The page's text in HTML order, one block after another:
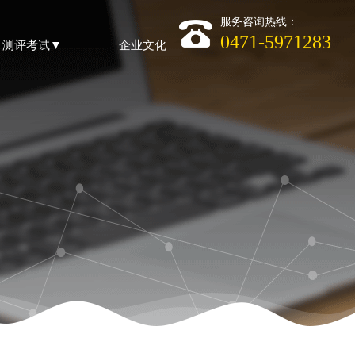
测评考试▼ 企业文化
服务咨询热线：
0471-5971283